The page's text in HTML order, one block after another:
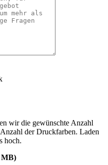
wir die gewünschte Anzahl
der Druckfarben. Laden
hoch.
MB)